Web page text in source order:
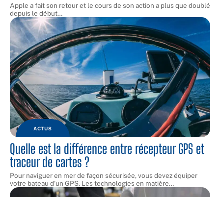
Apple a fait son retour et le cours de son action a plus que doublé
depuis le début…
ACTUS
Quelle est la différence entre récepteur GPS et
traceur de cartes ?
Pour naviguer en mer de façon sécurisée, vous devez équiper
votre bateau d'un GPS. Les technologies en matière…